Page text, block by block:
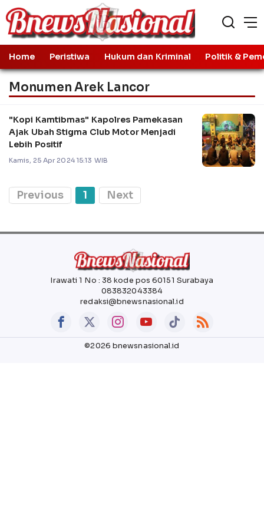
Home Peristiwa Hukum dan Kriminal Politik &
Monumen Arek Lancor
"Kopi Kamtibmas" Kapolres Pamekasan
Ajak Ubah Stigma Club Motor Menjadi
Lebih Positif
Kamis, 25 Apr 2024 15:13 WIB
Previous 1 Next
Irawati 1 No : 38 kode pos 60151 Surabaya
083832043384
redaksi@bnewsnasional.id
©2026 bnewsnasional.id